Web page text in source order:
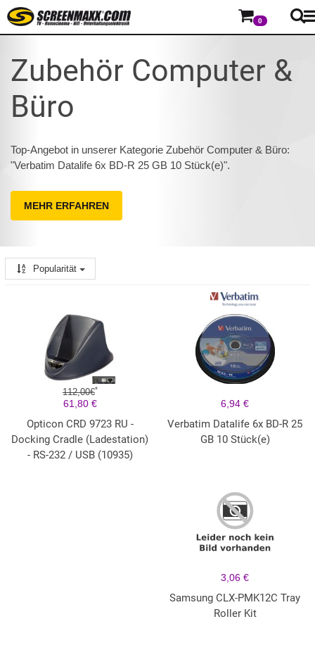
0
Zubehör Computer &
Büro
Top-Angebot in unserer Kategorie Zubehör Computer & Büro:
"Verbatim Datalife 6x BD-R 25 GB 10 Stück(e)".
MEHR ERFAHREN
Popularität
112,00€*
61,80 €
Opticon CRD 9723 RU -
Docking Cradle (Ladestation)
- RS-232 / USB (10935)
6,94 €
Verbatim Datalife 6x BD-R 25
GB 10 Stück(e)
3,06 €
Samsung CLX-PMK12C Tray
Roller Kit